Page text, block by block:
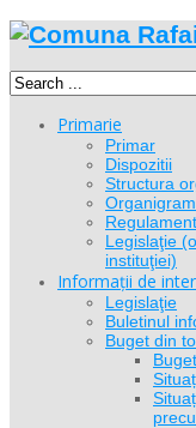
Primarie
Primar
Dispozitii
Structura
Legislaţie
instituţiei)
Informații de
Legislaţie
Buletinul
Buget din